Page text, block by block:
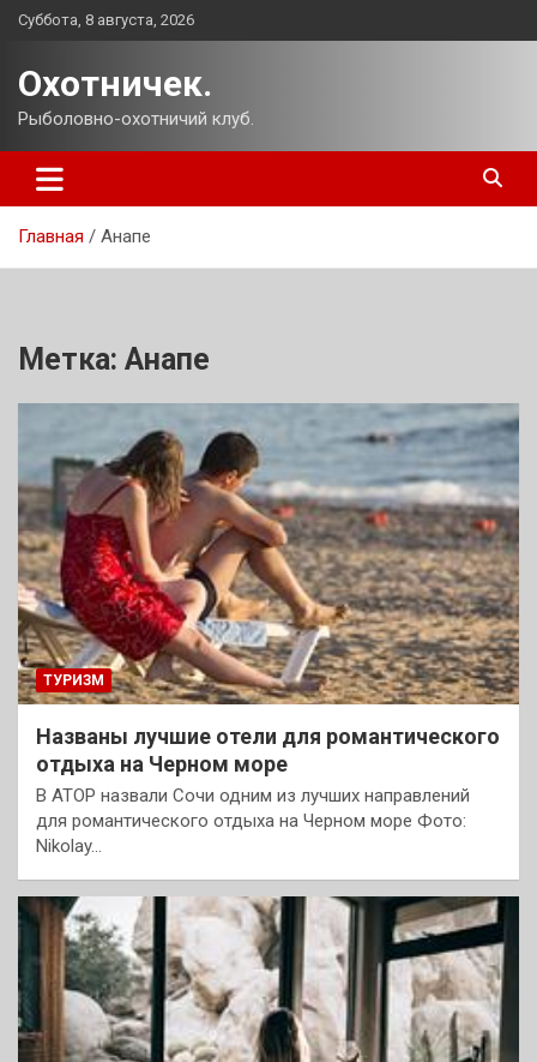
Перейти
Суббота, 8 августа, 2026
Охотничек.
Рыболовно-охотничий клуб.
Главная Анапе
Метка: Анапе
ТУРИЗМ
Названы лучшие отели для романтического
отдыха на Черном море
В АТОР назвали Сочи одним из лучших направлений
для романтического отдыха на Черном море Фото:
Nikolay…